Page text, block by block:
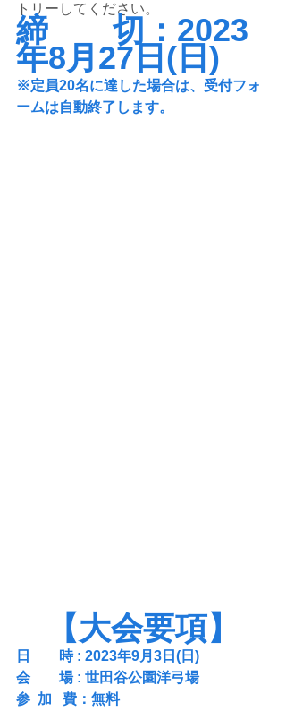
トリーしてください。
締　　切：2023
年8月27日(日)
※定員20名に達した場合は、受付フォ
ームは自動終了します。
【大会要項】
日　　時 : 2023年9月3日(日)
会　　場 : 世田谷公園洋弓場
参  加   費：無料